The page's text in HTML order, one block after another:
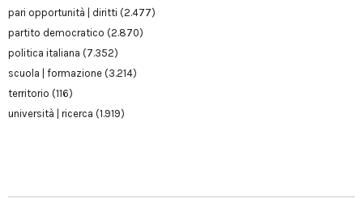
pari opportunità | diritti (2.477)
partito democratico (2.870)
politica italiana (7.352)
scuola | formazione (3.214)
territorio (116)
università | ricerca (1.919)